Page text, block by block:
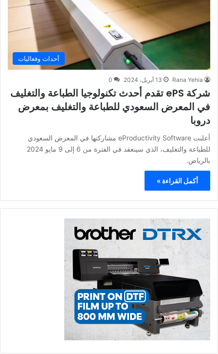
أحداث وفعاليات
Rana Yehia 13 أبريل، 2024 0
شركة ePS تقدم أحدث تكنولوجيا الطباعة والتغليف
في المعرض السعودي للطباعة والتغليف بمعرض
دروبا
أعلنت eProductivity Software مشاركتها في المعرض السعودي
للطباعة والتغليف، الذي سينعقد في الفترة من 6 إلى 9 مايو 2024
بالرياض.
أكمل القراءة »